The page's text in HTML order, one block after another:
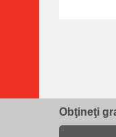
Obţineţi